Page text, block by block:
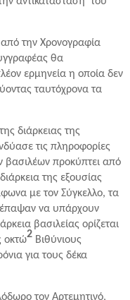
από την Χρονογραφία
θα
ερμηνεία η οποία δεν
ταυτόχρονα τα
διάρκειας της
τις πληροφορίες
βασιλέων προκύπτει από
της εξουσίας
με τον Σύγκελλο, τα
έπαψαν να υπάρχουν
βασιλείας ορίζεται
οκτώ2 Βιθύνιους
για τους δέκα
τον Αρτεμητινό,